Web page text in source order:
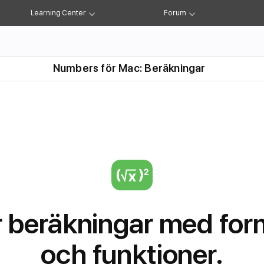
Learning Center Forum
Numbers för Mac: Beräkningar
Diagram Former Kategorier
beräkningar med
och funktioner.